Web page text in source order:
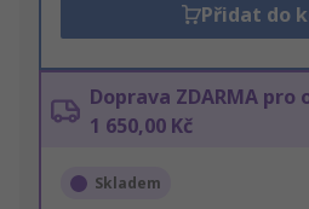
Přidat do
Doprava ZDARMA pro
1 650,00 Kč
Skladem